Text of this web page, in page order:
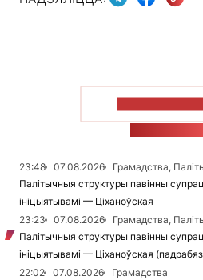
23:48 07.08.2026
Грамадства,
Палітычныя структуры павінны
ініцыятывамі — Ціханоўская
23:23
07.08.2026
Грамадства,
Палітычныя структуры павінны
ініцыятывамі — Ціханоўская
22:02
07.08.2026
Грамадства